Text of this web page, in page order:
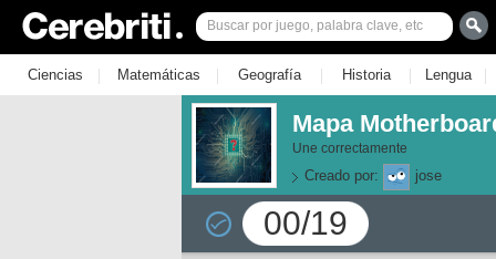
Ciencias | Matemáticas | Geografía | Historia | Lengua |
Mapa
Une correctamente
Creado por: jose
00/19